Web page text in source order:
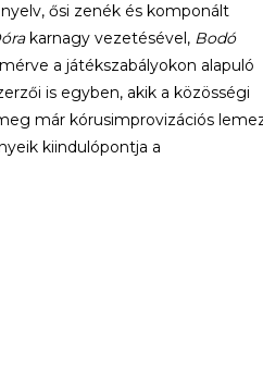
ősi zenék és komponált
karnagy vezetésével, Bodó
a játékszabályokon alapuló
is egyben, akik a közösségi
már kórusimprovizációs
kiindulópontja a